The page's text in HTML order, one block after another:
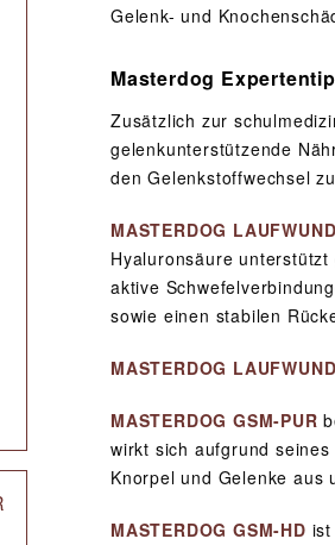
Gelenk- und
Masterdog
Zusätzlich zur
gelenkunterstützende
den Gelenkstoffwechsel
MASTERDOG
Hyaluronsäure
aktive
sowie einen stabilen
MASTERDOG
MASTERDOG GSM-PUR
wirkt sich aufgrund
Knorpel und Gelenke aus
MASTERDOG GSM-HD